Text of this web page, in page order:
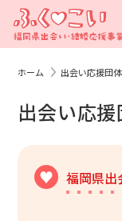
ホーム 出会い応援団
出会い応
福岡県出